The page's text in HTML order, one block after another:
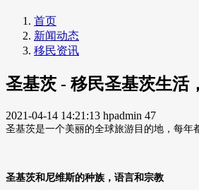
首页
新闻动态
移民资讯
圣基茨 - 移民圣基茨生活
2021-04-14 14:21:13 hpadmin 47
圣基茨是一个美丽的全球旅游目的地，每年
圣基茨和尼维斯的种族，语言和宗教